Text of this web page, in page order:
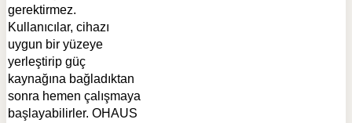
gerektirmez.
Kullanıcılar, cihazı
uygun bir yüzeye
yerleştirip güç
kaynağına bağladıktan
sonra hemen çalışmaya
başlayabilirler. OHAUS